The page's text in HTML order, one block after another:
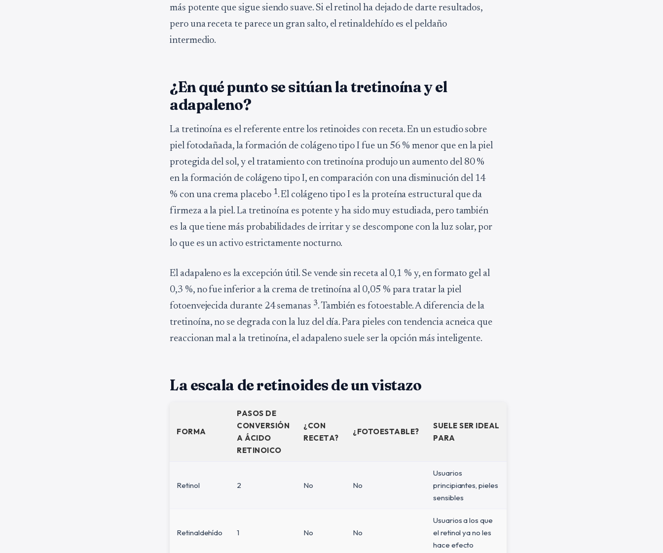
más potente que sigue siendo suave. Si el retinol ha dejado de darte resultados,
pero una receta te parece un gran salto, el retinaldehído es el peldaño
intermedio.
¿En qué punto se sitúan la tretinoína y el
adapaleno?
La tretinoína es el referente entre los retinoides con receta. En un estudio sobre
piel fotodañada, la formación de colágeno tipo I fue un 56 % menor que en la piel
protegida del sol, y el tratamiento con tretinoína produjo un aumento del 80 %
en la formación de colágeno tipo I, en comparación con una disminución del 14
% con una crema placebo 1. El colágeno tipo I es la proteína estructural que da
firmeza a la piel. La tretinoína es potente y ha sido muy estudiada, pero también
es la que tiene más probabilidades de irritar y se descompone con la luz solar, por
lo que es un activo estrictamente nocturno.
El adapaleno es la excepción útil. Se vende sin receta al 0,1 % y, en formato gel al
0,3 %, no fue inferior a la crema de tretinoína al 0,05 % para tratar la piel
fotoenvejecida durante 24 semanas 3. También es fotoestable. A diferencia de la
tretinoína, no se degrada con la luz del día. Para pieles con tendencia acneica que
reaccionan mal a la tretinoína, el adapaleno suele ser la opción más inteligente.
La escala de retinoides de un vistazo
FORMA
PASOS DE
CONVERSIÓN
A ÁCIDO
RETINOICO
¿CON
RECETA?
¿FOTOESTABLE?
SUELE SER IDEAL
PARA
Retinol 2 No No
Usuarios
principiantes, pieles
sensibles
Retinaldehído 1 No No
Usuarios a los que
el retinol ya no les
hace efecto